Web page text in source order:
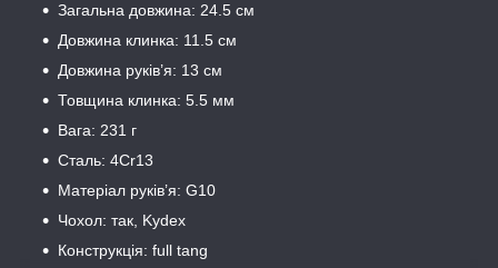
Загальна довжина: 24.5 см
Довжина клинка: 11.5 см
Довжина руків’я: 13 см
Товщина клинка: 5.5 мм
Вага: 231 г
Сталь: 4Cr13
Матеріал руків’я: G10
Чохол: так, Kydex
Конструкція: full tang